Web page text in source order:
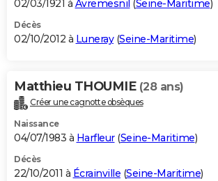
02/03/1921 à Avremesnil (Seine-Maritime)
Décès
02/10/2012 à Luneray(Seine-Maritime)
Matthieu THOUMIE (28 ans)
Créer une cagnotte obsèques
Naissance
04/07/1983 à Harfleur(Seine-Maritime)
Décès
22/10/2011 à Écrainville (Seine-Maritime)